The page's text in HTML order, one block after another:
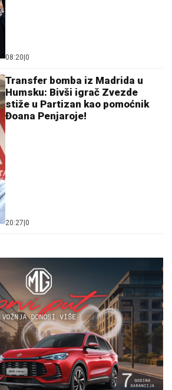
08:20 0
Transfer bomba iz Madrida u
Humsku: Bivši igrač Zvezde
stiže u Partizan kao pomoćnik
Đoana Penjaroje!
20:27 0